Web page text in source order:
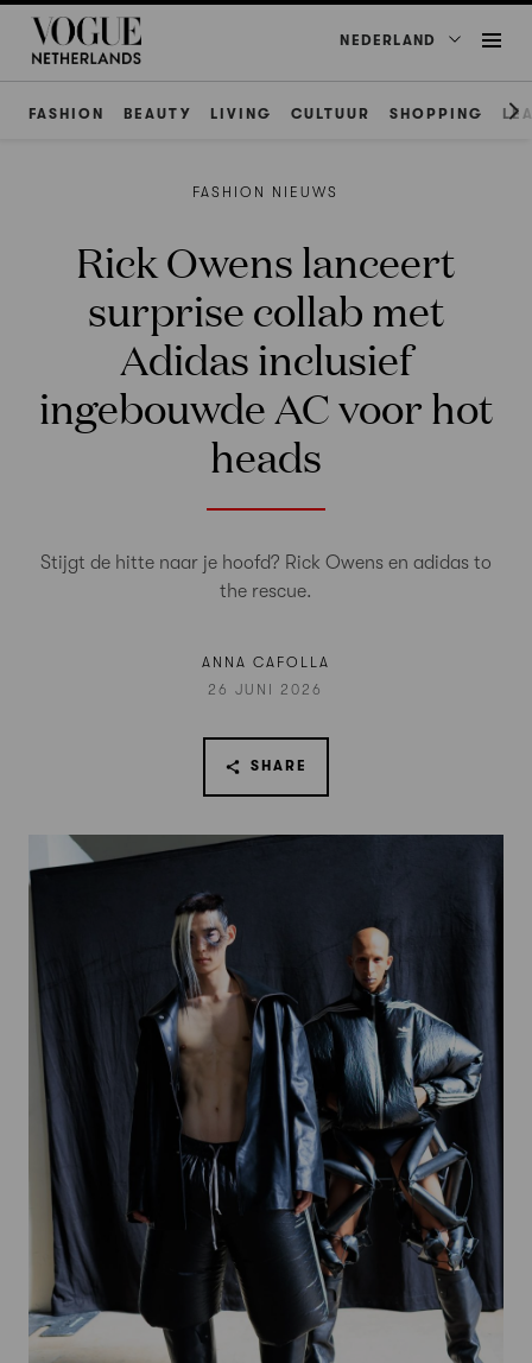
NEDERLAND
FASHION BEAUTY LIVING CULTUUR SHOPPING
FASHION NIEUWS
Rick Owens lanceert
surprise collab met
Adidas inclusief
ingebouwde AC voor hot
heads
Stijgt de hitte naar je hoofd? Rick Owens en adidas to
the rescue.
ANNA CAFOLLA
26 JUNI 2026
SHARE